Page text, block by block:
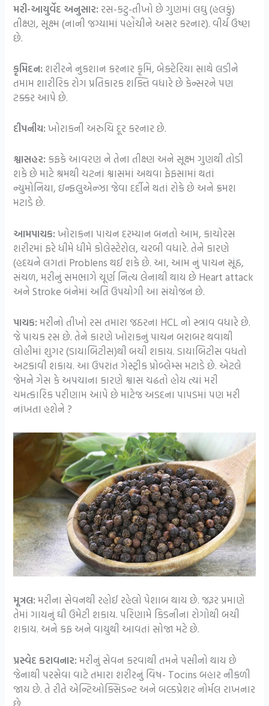
મરી-આયુર્વેદ અનુસાર:રસ-કટુ-તીખો છે ગુણમાં લઘુ (હલકું)
તીક્ષ્ણ, સૂક્ષ્મ (નાની જગ્યામાં પહોંચીને અસર કરનાર). વીર્ય ઉષ્ણ
છે.
કૃમિદન: શરીરને નુકશાન કરનાર કૃમિ, બેક્ટેરિયા સાથે લડીને
તમામ શારીરિક રોગ પ્રતિકારક શક્તિ વધારે છે કેન્સરને પણ
ટક્કર આપે છે.
દીપનીય:ખોરાકની અરુચિ દૂર કરનાર છે.
શ્વાસહર: કફકે આવરણ ને તેના તીક્ષ્ણ અને સૂક્ષ્મ ગુણથી તોડી
શકે છે માટે શ્રમથી ચટનાં શ્વાસમાં અથવા ફેફસામાં થતાં
ન્યુમોનિયા, ઇન્ફલુએન્ઝા જેવા દર્દીને થતાં રોકે છે અને ક્રમશ
મટાડે છે.
આમપાચક:ખોરાકના પાચન દરમ્યાન બનતો આમ, કાચોરસ
શરીરમાં ફરે ધીમે ધીમે કોલેસ્ટેરોલ, ચરબી વધારે. તેને કારણે
(હદયને લગતાં Problens થઈ શકે છે. આ, આમ નું પાચન સૂંઠ,
સંચળ, મરીનું સમભાગે ચૂર્ણ નિત્ય લેનાથી થાય છે Heart attack
અને Stroke બંનેમાં અતિ ઉપયોગી આ સંયોજન છે.
પાચક:મરીનો તીખો રસ તમારા જઠરના HCL નો સ્ત્રાવ વધારે છે.
જે પાચક રસ છે. તેને કારણે ખોરાકનું પાચન બરાબર થવાથી
લોહીમાં શુગર (ડાયાબિટીસ)થી બચી શકાય. ડાયાબિટીસ વધતો
અટકાવી શકાય. આ ઉપરાંત ગેસ્ટ્રીક પ્રોબ્લેમ્સ મટાડે છે. એટલે
જેમને ગેસ કે અપચાના કારણે શ્વાસ ચઢતો હોય ત્યાં મરી
ચમત્કારિક પરીણામ આપે છે માટેજ અડદના પાપડમાં પણ મરી
નાંખતા હશેને ?
મૂત્રલ:મરીના સેવનથી રહોઈ રહેલો પેશાબ થાય છે. જરૂર પ્રમાણે
તેમાં ગાયનું ઘી ઉમેટી શકાય. પરિણામે કિડનીના રોગોથી બચી
શકાય. અને કફ અને વાયુથી આવતાં સોજા મટે છે.
પ્રસ્વેદ કરાવનાર:મરીનું સેવન કરવાથી તમને પસીનો થાય છે
જેનાથી પરસેવા વાટે તમારા શરીરનું વિષ- Tocins બહાર નીકળી
જાય છે. તે રીતે એન્ટિઓક્સિડન્ટ અને બલ્ડપ્રેશર નોર્મલ રાખનાર